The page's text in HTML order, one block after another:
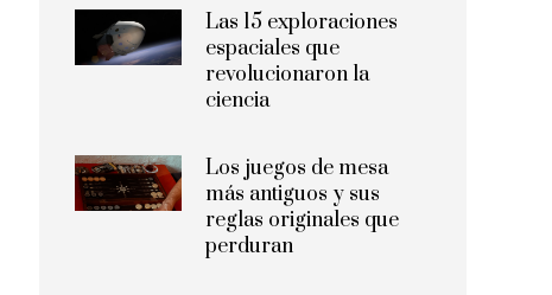
Las 15 exploraciones
espaciales que
revolucionaron la
ciencia
Los juegos de mesa
más antiguos y sus
reglas originales que
perduran